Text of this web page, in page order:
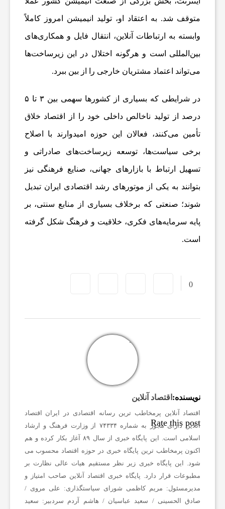
متوقف شد. به اعتقاد او، تولید انیمیشن امروز کاملاً
وابسته به ارتباطات آنلاین، انتقال فایل و همکاری‌های
بین‌المللی است و هرگونه اختلال در این زیرساخت‌ها
می‌تواند اعتماد مشتریان خارجی را از بین ببرد.
در شرایطی که بسیاری از کشورها سهمی بین ۳ تا ۵
درصد از تولید ناخالص داخلی خود را از اقتصاد خلاق
تأمین می‌کنند، فعالان این حوزه امیدوارند با اصلاح
برخی سیاست‌ها، توسعه زیرساخت‌های صادراتی و
تسهیل ارتباط با بازارهای جهانی، صنایع فرهنگی نیز
بتوانند به یکی از موتورهای رشد اقتصادی ایران تبدیل
شوند؛ صنعتی که برخلاف بسیاری از منابع سنتی، بر
پایه سرمایه‌های فکری، خلاقیت و فرهنگ شکل گرفته
است.
Rate this post
0
نویسنده: اقتصاد آنلاین
اقتصاد آنلاین پرمخاطب ترین رسانه اقتصادی در ایران
اقتصاد
آنلاین دارای مجوز به شماره ۷۴۳۳۴ از وزارت فرهنگ و ارشاد
اسلامی است.
این پایگاه خبری از سال ۸۹ آغاز بکار کرده و هم
اکنون پرمخاطب ترین پایگاه خبری در حوزه اقتصاد محسوب می
شود. این پایگاه خبری زیر نظر مستقیم هیات عالی نظارت بر
مطبوعات قرار دارد. پایگاه خبری اقتصاد آنلاین صاحب امتیاز و
مدیرمسئول: مریم کاظمی شورای سیاستگذاری: علی مروی /
صادق الحسینی / سعید عباسیان / هاشم آردم سردبیر: سعید